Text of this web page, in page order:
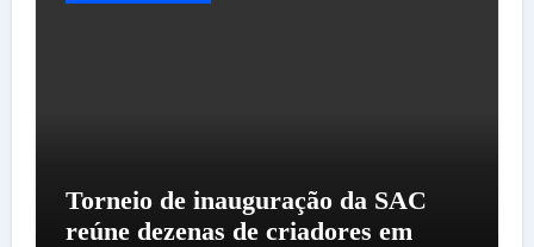
Torneio de inauguração da SAC
reúne dezenas de criadores em